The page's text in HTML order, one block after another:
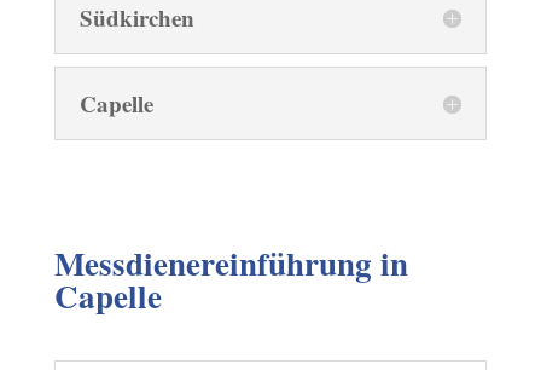
Südkirchen
Capelle
Messdienereinführung in
Capelle